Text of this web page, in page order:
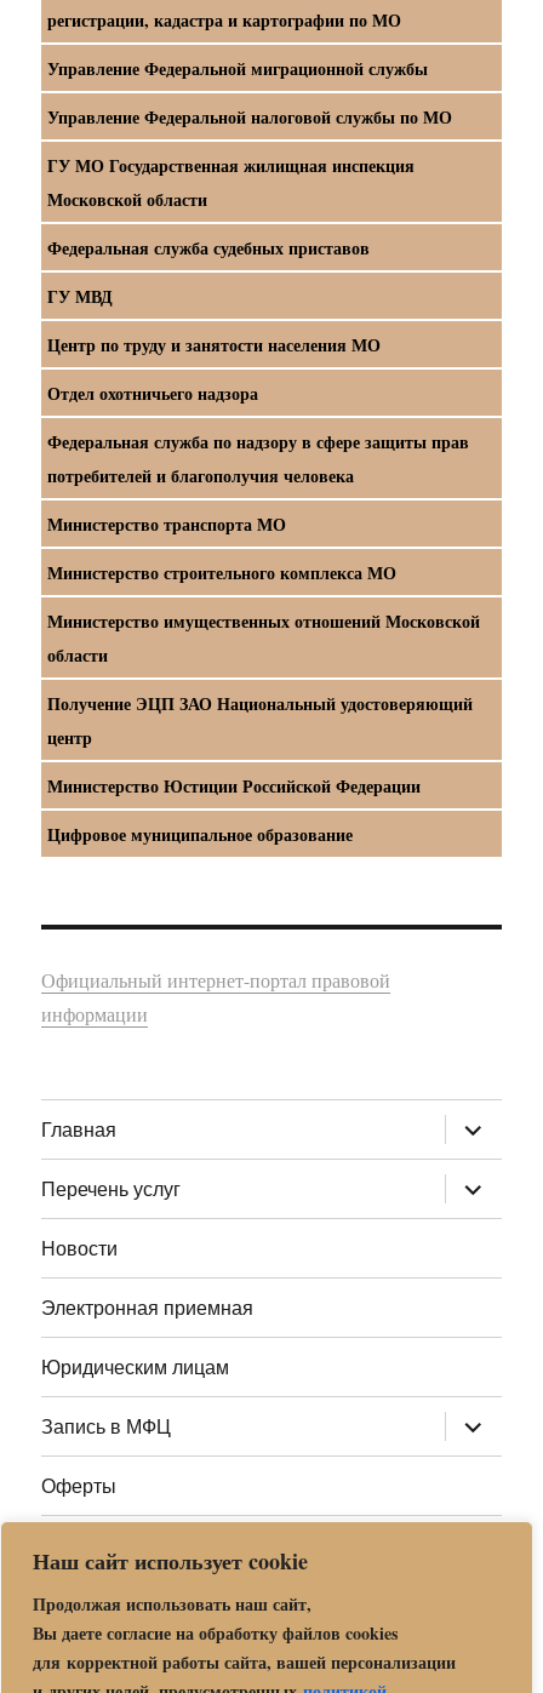
Наш сайт использует cookie
Продолжая использовать наш сайт,
Вы даете согласие на обработку файлов cookies
для корректной работы сайта, вашей персонализации
регистрации, кадастра и картографии по МО
Управление Федеральной миграционной службы
Управление Федеральной налоговой службы по МО
ГУ МО Государственная жилищная инспекция
Московской области
Федеральная служба судебных приставов
ГУ МВД
Центр по труду и занятости населения МО
Отдел охотничьего надзора
Федеральная служба по надзору в сфере защиты прав
потребителей и благополучия человека
Министерство транспорта МО
Министерство строительного комплекса МО
Министерство имущественных отношений Московской
области
Получение ЭЦП ЗАО Национальный удостоверяющий
центр
Министерство Юстиции Российской Федерации
Цифровое муниципальное образование
Официальный интернет-портал правовой
информации
Главная раскрыть
дочернее
меню
Перечень услуг
раскрыть
дочернее
меню
Новости
Электронная приемная
Юридическим лицам
Запись в МФЦ раскрыть
дочернее
меню
Оферты
Адреса МФЦ МО
Центр государственных и муниципальных услуг «Мои